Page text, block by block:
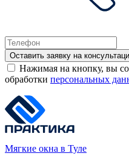
Оставить заявку на
Нажимая на кнопку, вы
обработки персональных
Мягкие окна в Туле